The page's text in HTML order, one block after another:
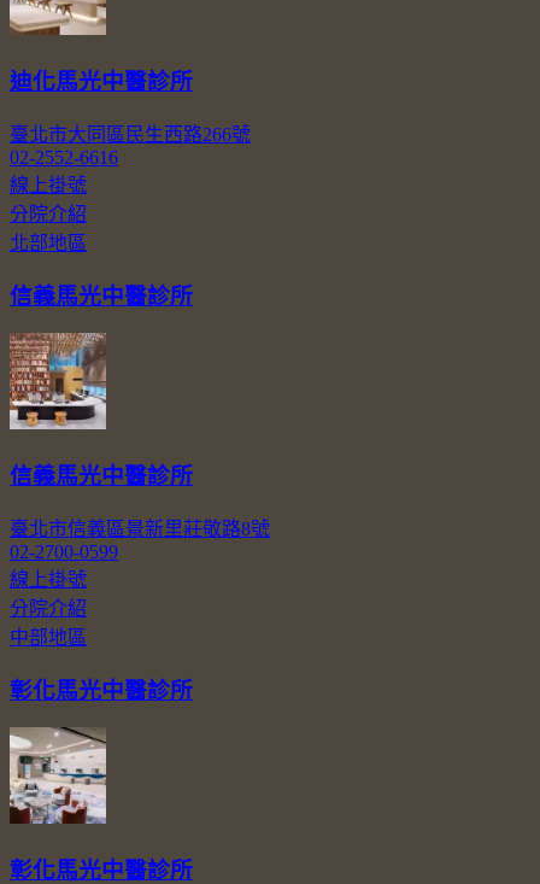
迪化馬光中醫診所
臺北市大同區民生西路266號
02-2552-6616
線上掛號
分院介紹
北部地區
信義馬光中醫診所
信義馬光中醫診所
臺北市信義區景新里莊敬路8號
02-2700-0599
線上掛號
分院介紹
中部地區
彰化馬光中醫診所
彰化馬光中醫診所